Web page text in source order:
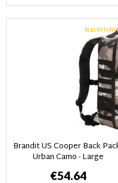
Brandit US Cooper Back
Urban Camo - Large
€54.64